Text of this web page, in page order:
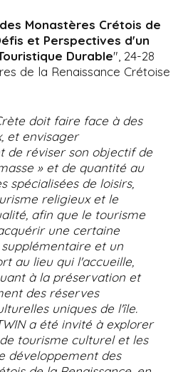
Monastères Crétois de
et Perspectives d'un
Durable", 24-28
de la Renaissance Crétoise
doit faire face à des
et envisager
de réviser son objectif de
» et de quantité au
spécialisées de loisirs,
religieux et le
afin que le tourisme
une certaine
et un
au lieu qui l'accueille,
à la préservation et
des réserves
uniques de l'île.
a été invité à explorer
tourisme culturel et les
développement des